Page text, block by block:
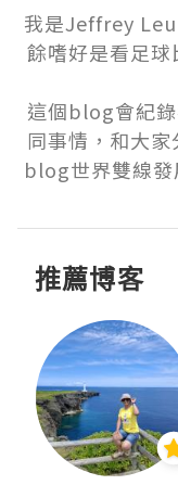
我是Jeffrey
餘嗜好是看足
同事情，和大
blog世界雙線發
推薦博客